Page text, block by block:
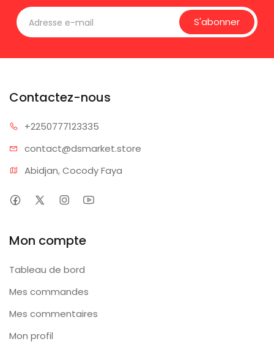
S'abonner
Contactez-nous
+2250777123335
contact@dsmarket.store
Abidjan, Cocody Faya
Mon compte
Tableau de bord
Mes commandes
Mes commentaires
Mon profil